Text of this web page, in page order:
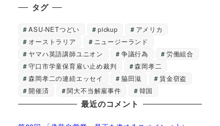
タグ
ASU-NETつどい pickup
アメリカ
オーストラリア
ニュージーランド
ヤマハ英語講師ユニオン
争議行為
労働組合
守口市学童保育雇い止め裁判
森岡孝二
森岡孝二の連続エッセイ
脇田滋
賃金窃盗
開催済
関大不当解雇事件 韓国
最近のコメント